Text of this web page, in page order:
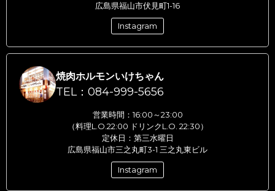
広島県福山市伏見町1-16
Instagram
焼肉ホルモンいけちゃん
TEL：084-999-5656
営業時間：16:00～23:00
（料理L.O.22:00 ドリンクL.O. 22:30）
定休日：第三水曜日
広島県福山市三之丸町3-1 三之丸東ビル
Instagram